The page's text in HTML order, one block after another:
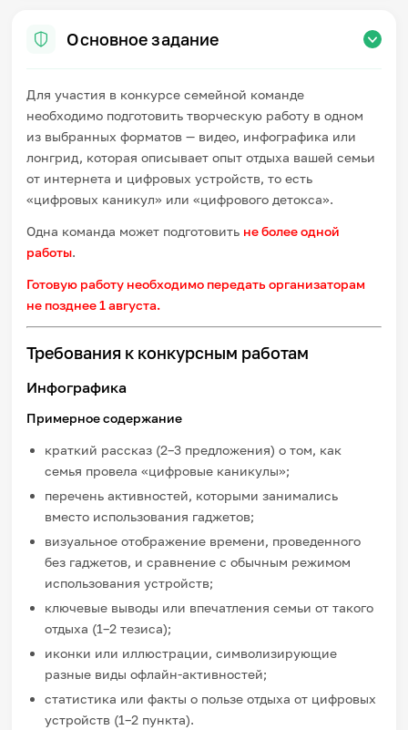
Основное задание
Для участия в конкурсе семейной команде
необходимо подготовить творческую работу в одном
из выбранных форматов — видео, инфографика или
лонгрид, которая описывает опыт отдыха вашей семьи
от интернета и цифровых устройств, то есть
«цифровых каникул» или «цифрового детокса».
Одна команда может подготовить не более одной
работы.
Готовую работу необходимо передать организаторам
не позднее 1 августа.
Требования к конкурсным работам
Инфографика
Примерное содержание
краткий рассказ (2–3 предложения) о том, как
семья провела «цифровые каникулы»;
перечень активностей, которыми занимались
вместо использования гаджетов;
визуальное отображение времени, проведенного
без гаджетов, и сравнение с обычным режимом
использования устройств;
ключевые выводы или впечатления семьи от такого
отдыха (1–2 тезиса);
иконки или иллюстрации, символизирующие
разные виды офлайн‑активностей;
статистика или факты о пользе отдыха от цифровых
устройств (1–2 пункта).